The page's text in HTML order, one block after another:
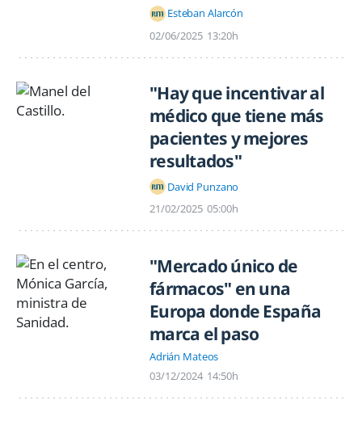
Esteban Alarcón
02/06/2025 13:20h
"Hay que incentivar al
médico que tiene más
pacientes y mejores
resultados"
David Punzano
21/02/2025 05:00h
"Mercado único de
fármacos" en una
Europa donde España
marca el paso
Adrián Mateos
03/12/2024 14:50h